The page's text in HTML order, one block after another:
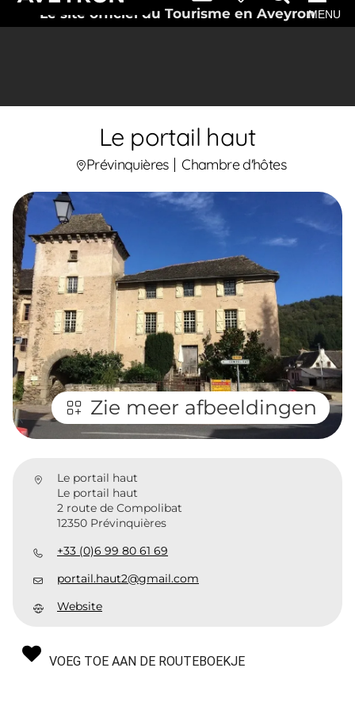
Le site officiel du Tourisme en AveyronMENU
Le portail haut
Prévinquières Chambre d'hôtes
Zie meer afbeeldingen
Le portail haut
Le portail haut
2 route de Compolibat
12350 Prévinquières
+33 (0)6 99 80 61 69
portail.haut2@gmail.com
Website
VOEG TOE AAN DE ROUTEBOEKJE